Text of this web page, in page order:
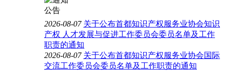
2026-08-07 关于公布首都知识产权服务业协会知识
产权 人才发展与促进工作委员会委员名单及工作
职责的通知
2026-08-07 关于公布首都知识产权服务业协会国际
交流工作委员会委员名单及工作职责的通知